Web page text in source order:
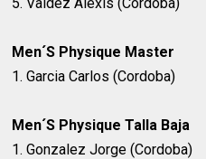
Men´S Physique Master
1. Garcia Carlos (Cordoba)
Men´S Physique Talla Baja
1. Gonzalez Jorge (Cordoba)